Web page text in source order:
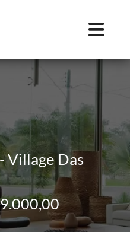
Village Das